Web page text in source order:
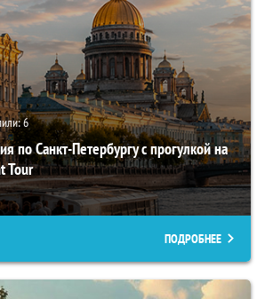
6
по Санкт-Петербургу с прогулкой на
Tour
ПОДРОБНЕЕ